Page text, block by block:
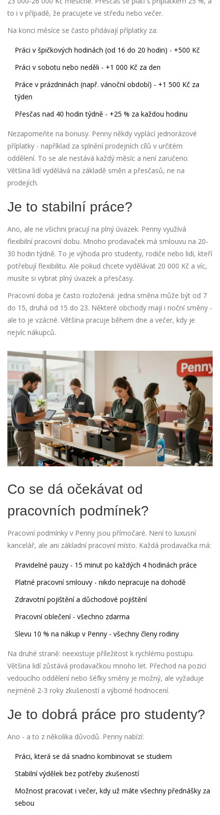
to i v případě, že pracujete ve středu nebo večer.
Na konci měsíce se často přidávají příplatky za:
Práci v špičkových hodinách (od 16 do 20 hodin) - +500 Kč
Práci v sobotu nebo neděli - +1 000 Kč za den
Práce v prázdninách (např. vánoční období) - +1 500 Kč za
týden
Přesčas nad 40 hodin týdně - +25 % za každou hodinu
Nezapomeňte na bonusy. Penny někdy vyplácí jednorázové
příplatky - například za splnění prodejních cílů v určitém
oddělení. To se ale nestává každý měsíc a není zaručeno.
Většina lidí vydělává na základě směn a přesčasů, ne na
prodejích.
Je to stabilní práce?
Ano, ale ne všichni pracují na plný úvazek. Penny využívá
flexibilní pracovní dobu. Mnoho prodavaček má smlouvu na 20-
30 hodin týdně. To je výhoda pro studenty, rodiče nebo lidi, kteří
potřebují flexibilitu. Ale pokud chcete vydělávat 20 000 Kč a víc,
musíte si vybrat plný úvazek a přesčasy.
Pracovní doba je často rozložená: jedna směna může být od 7
do 15, druhá od 15 do 23. Některé obchody mají i noční směny -
ale to je vzácné. Většina pracuje během dne a večer, kdy je
nejvíc nákupců.
Co se dá očekávat od
pracovních podmínek?
Pracovní podmínky v Penny jsou přímočaré. Není to luxusní
kancelář, ale ani základní pracovní místo. Každá prodavačka má:
Pravidelné pauzy - 15 minut po každých 4 hodinách práce
Platné pracovní smlouvy - nikdo nepracuje na dohodě
Zdravotní pojištění a důchodové pojištění
Pracovní oblečení - všechno zdarma
Slevu 10 % na nákup v Penny - všechny členy rodiny
Na druhé straně: neexistuje příležitost k rychlému postupu.
Většina lidí zůstává prodavačkou mnoho let. Přechod na pozici
vedoucího oddělení nebo šéfky směny je možný, ale vyžaduje
nejméně 2-3 roky zkušeností a výborné hodnocení.
Je to dobrá práce pro studenty?
Ano - a to z několika důvodů. Penny nabízí:
Práci, která se dá snadno kombinovat se studiem
Stabilní výdělek bez potřeby zkušeností
Možnost pracovat i večer, kdy už máte všechny přednášky za
sebou